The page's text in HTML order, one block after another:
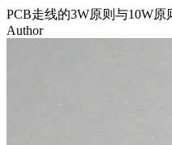
PCB走线的3W原则与10W原
Author